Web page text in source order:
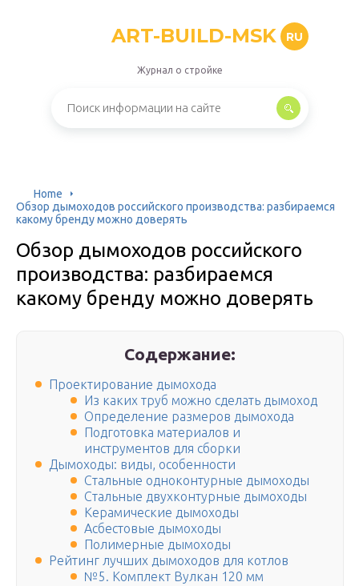
ART-BUILD-MSK RU
Журнал о стройке
Home
Обзор дымоходов российского производства: разбираемся
какому бренду можно доверять
Обзор дымоходов российского
производства: разбираемся
какому бренду можно доверять
Содержание:
Проектирование дымохода
Из каких труб можно сделать дымоход
Определение размеров дымохода
Подготовка материалов и
инструментов для сборки
Дымоходы: виды, особенности
Стальные одноконтурные дымоходы
Стальные двухконтурные дымоходы
Керамические дымоходы
Асбестовые дымоходы
Полимерные дымоходы
Рейтинг лучших дымоходов для котлов
№5. Комплект Вулкан 120 мм